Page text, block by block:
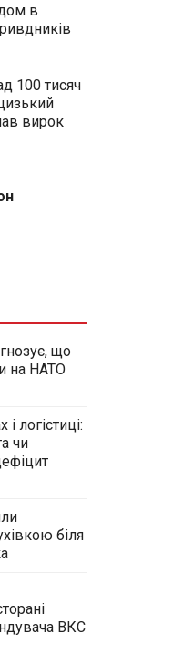
в
вирок
що
на НАТО
і логістиці:
чи
біля
ВКС